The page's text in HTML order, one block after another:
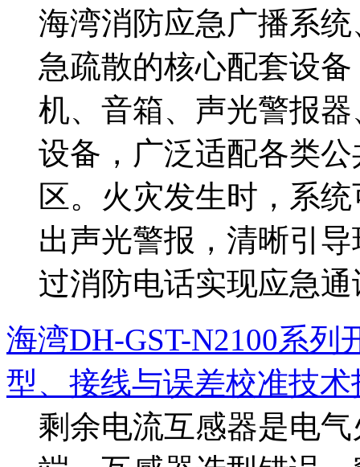
海湾消防应急广播系
急疏散的核心配套设
机、音箱、声光警报
设备，广泛适配各类
区。火灾发生时，系
出声光警报，清晰引
过消防电话实现应急
海湾DH-GST-N2100系
型、接线与误差校准技术
剩余电流互感器是电